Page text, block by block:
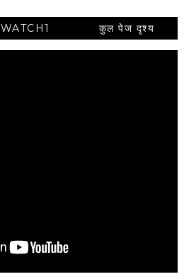
WATCH1 कुल पेज दृश्य